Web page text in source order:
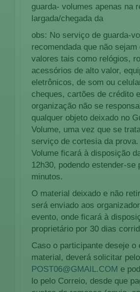
guarda- volumes apenas na
largada/chegada da
obs: No serviço de guarda-
recomendada que não sejam
valores tais como relógios,
acessórios de alto valor,
eletrônicos, de som ou
cheques, cartões de crédito
organização não se
qualquer objeto deixado no
Volume, uma vez que se
serviço de cortesia da
Volume ficará à disposição
12h30, podendo estender-se
minutos.
O material deixado e não
será enviado aos
evento, onde ficará à
proprietário por 30 dias
Caso o participante deseje o
material, deverá solicitar
POST06@GMAIL.COM e
lo pelo Correio, desde que